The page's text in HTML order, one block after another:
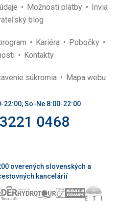
Možnosti platby
Invia
blog
Kariéra
Pobočky
Kontakty
súkromia Mapa webu
22:00, So-Ne 8:00-22:00
0468
overených slovenských a
kancelárií